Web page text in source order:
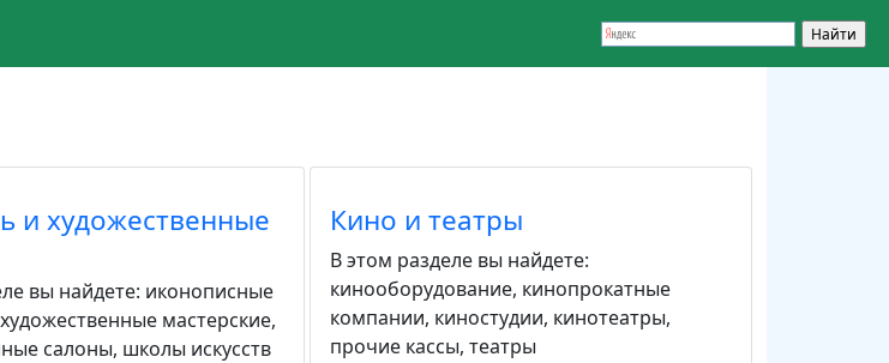
и художественные
вы найдете: иконописные
художественные мастерские,
салоны, школы искусств
Кино и театры
В этом разделе вы найдете:
кинооборудование, кинопрокатные
компании, киностудии, кинотеатры,
прочие кассы, театры